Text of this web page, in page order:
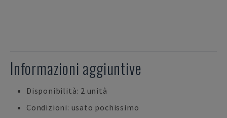
Informazioni aggiuntive
Disponibilità: 2 unità
Condizioni: usato pochissimo